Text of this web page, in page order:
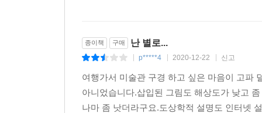
종이책 구매 난 별로...
p*****4 2020-12-22 신고
여행가서 미술관 구경 하고 싶은 마음이 고파
아니었습니다.삽입된 그림도 해상도가 낮고
나마 좀 낫더라구요.도상학적 설명도 인터넷